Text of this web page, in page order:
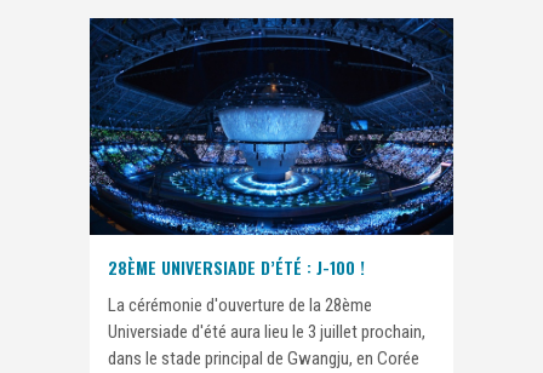
28ÈME UNIVERSIADE D’ÉTÉ : J-100 !
La cérémonie d'ouverture de la 28ème
Universiade d'été aura lieu le 3 juillet prochain,
dans le stade principal de Gwangju, en Corée